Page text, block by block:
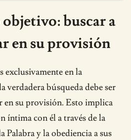
buscar a
en su provisión
exclusivamente en la
verdadera búsqueda debe ser
en su provisión. Esto implica
íntima con él a través de la
Palabra y la obediencia a sus